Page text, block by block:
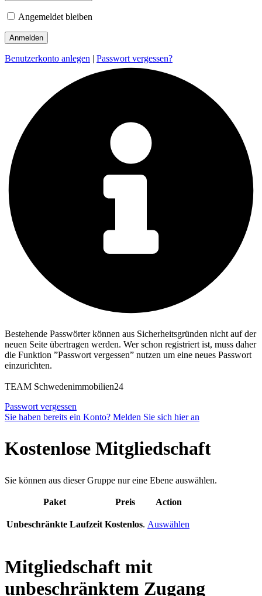
Angemeldet bleiben
Benutzerkonto anlegen | Passwort vergessen?
Bestehende Passwörter können aus Sicherheitsgründen nicht auf der
neuen Seite übertragen werden. Wer schon registriert ist, muss daher
die Funktion ”Passwort vergessen” nutzen um eine neues Passwort
einzurichten.
TEAM Schwedenimmobilien24
Passwort vergessen
Sie haben bereits ein Konto? Melden Sie sich hier an
Kostenlose Mitgliedschaft
Sie können aus dieser Gruppe nur eine Ebene auswählen.
Paket Preis Action
Unbeschränkte Laufzeit Kostenlos. Auswählen
Mitgliedschaft mit
unbeschränktem Zugang